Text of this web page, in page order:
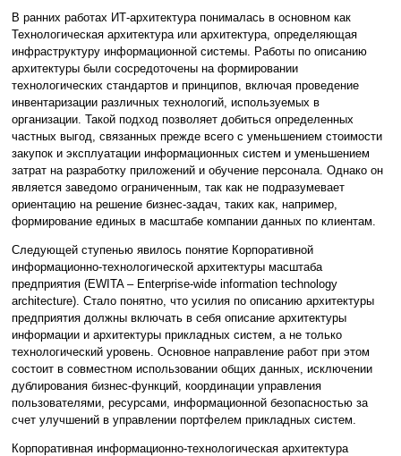
В ранних работах ИТ-архитектура понималась в основном как
Технологическая архитектура или архитектура, определяющая
инфраструктуру информационной системы. Работы по описанию
архитектуры были сосредоточены на формировании
технологических стандартов и принципов, включая проведение
инвентаризации различных технологий, используемых в
организации. Такой подход позволяет добиться определенных
частных выгод, связанных прежде всего с уменьшением стоимости
закупок и эксплуатации информационных систем и уменьшением
затрат на разработку приложений и обучение персонала. Однако он
является заведомо ограниченным, так как не подразумевает
ориентацию на решение бизнес-задач, таких как, например,
формирование единых в масштабе компании данных по клиентам.
Следующей ступенью явилось понятие Корпоративной
информационно-технологической архитектуры масштаба
предприятия (EWITA – Enterprise-wide information technology
architecture). Стало понятно, что усилия по описанию архитектуры
предприятия должны включать в себя описание архитектуры
информации и архитектуры прикладных систем, а не только
технологический уровень. Основное направление работ при этом
состоит в совместном использовании общих данных, исключении
дублирования бизнес-функций, координации управления
пользователями, ресурсами, информационной безопасностью за
счет улучшений в управлении портфелем прикладных систем.
Корпоративная информационно-технологическая архитектура